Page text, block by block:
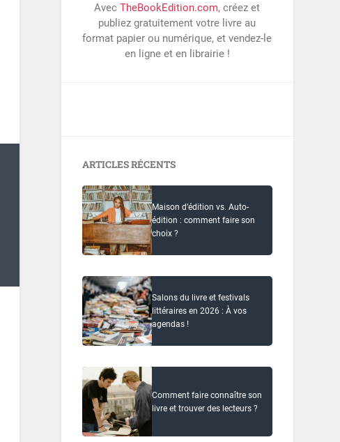
AvecTheBookEdition.com, créez et
publiez gratuitement votre livre au
format papier ou numérique, et vendez-le
en ligne et en librairie !
ARTICLES RÉCENTS
Maison d’édition vs. Auto-
édition : comment faire son
choix ?
Salons du livre et festivals
littéraires en 2026 : À vos
agendas !
Comment faire connaître son
livre et trouver des lecteurs ?